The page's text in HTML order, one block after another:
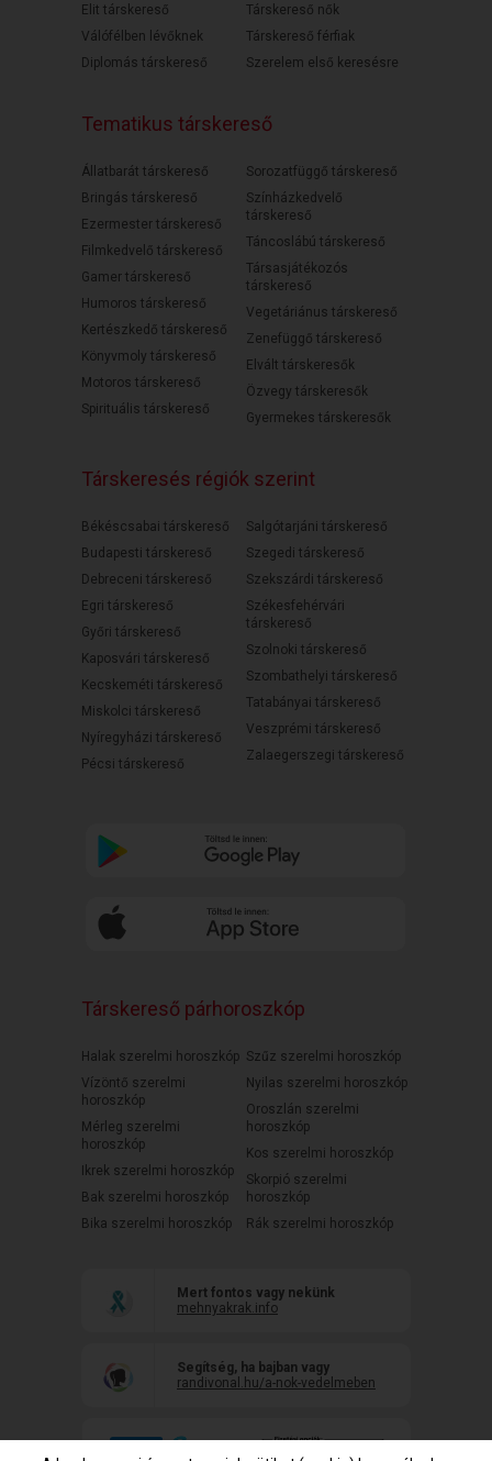
Elit társkereső
Válófélben lévőknek
Diplomás társkereső
Társkereső nők
Társkereső férfiak
Szerelem első keresésre
Tematikus társkereső
Állatbarát társkereső
Bringás társkereső
Ezermester társkereső
Filmkedvelő társkereső
Gamer társkereső
Humoros társkereső
Kertészkedő társkereső
Könyvmoly társkereső
Motoros társkereső
Spirituális társkereső
Sorozatfüggő társkereső
Színházkedvelő
társkereső
Táncoslábú társkereső
Társasjátékozós
társkereső
Vegetáriánus társkereső
Zenefüggő társkereső
Elvált társkeresők
Özvegy társkeresők
Gyermekes társkeresők
Társkeresés régiók szerint
Békéscsabai társkereső
Budapesti társkereső
Debreceni társkereső
Egri társkereső
Győri társkereső
Kaposvári társkereső
Kecskeméti társkereső
Miskolci társkereső
Nyíregyházi társkereső
Pécsi társkereső
Salgótarjáni társkereső
Szegedi társkereső
Szekszárdi társkereső
Székesfehérvári
társkereső
Szolnoki társkereső
Szombathelyi társkereső
Tatabányai társkereső
Veszprémi társkereső
Zalaegerszegi társkereső
Társkereső párhoroszkóp
Halak szerelmi horoszkóp
Vízöntő szerelmi
horoszkóp
Mérleg szerelmi
horoszkóp
Ikrek szerelmi horoszkóp
Bak szerelmi horoszkóp
Bika szerelmi horoszkóp
Szűz szerelmi horoszkóp
Nyilas szerelmi horoszkóp
Oroszlán szerelmi
horoszkóp
Kos szerelmi horoszkóp
Skorpió szerelmi
horoszkóp
Rák szerelmi horoszkóp
Mert fontos vagy nekünk
mehnyakrak.info
Segítség, ha bajban vagy
randivonal.hu/a-nok-vedelmeben